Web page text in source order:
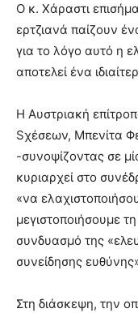
Ο κ. Χάραστι
ερτζιανά παίζουν
για το λόγο αυτό η
αποτελεί ένα
Η Αυστριακή
Sχέσεων, Μπενίτα
-συνοψίζοντας σε
κυριαρχεί στο
«να
μεγιστοποιήσουμε
συνδυασμό της
συνείδησης
Στη διάσκεψη, την